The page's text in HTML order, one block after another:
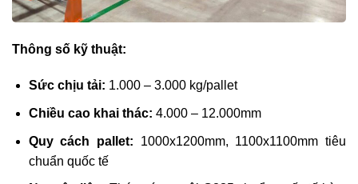
Thông số kỹ thuật:
Sức chịu tải: 1.000 – 3.000 kg/pallet
Chiều cao khai thác: 4.000 – 12.000mm
Quy cách pallet: 1000x1200mm, 1100x1100mm tiêu
chuẩn quốc tế